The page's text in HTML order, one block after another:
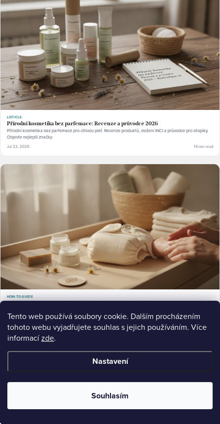
Tento web používá soubory cookie. Dalším procházením
tohoto webu vyjadřujete souhlas s jejich používáním. Více
informacízde.
Nastavení
Souhlasím
LISTICLE
Přírodní kosmetika bez parfemace: Recenze a průvodce 2026
Přírodní kosmetika bez parfemace pro citlivou pleť. Recenze produktů, složení INCI a průvodce pro atopiky.
Objevte nejlepší značky.
Jul 22, 2026 14 min read
HOW-TO GUIDE
rodiče s citlivou pokožkou.
Jul 21, 2026 12 min read